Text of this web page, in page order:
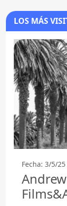
LOS MÁS
Fecha: 3/5/